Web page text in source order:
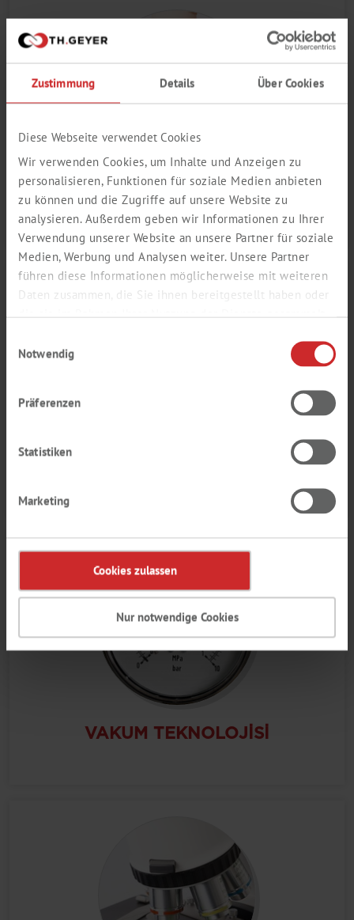
Zustimmung Details Über Cookies
Diese Webseite verwendet Cookies
Wir verwenden Cookies, um Inhalte und Anzeigen zu
personalisieren, Funktionen für soziale Medien anbieten
zu können und die Zugriffe auf unsere Website zu
analysieren. Außerdem geben wir Informationen zu Ihrer
Verwendung unserer Website an unsere Partner für soziale
Medien, Werbung und Analysen weiter. Unsere Partner
führen diese Informationen möglicherweise mit weiteren
Daten zusammen, die Sie ihnen bereitgestellt haben oder
Notwendig
Präferenzen
Statistiken
Marketing
Cookies zulassen
Nur notwendige Cookies
ISITMA VE SOĞUTMA
TEKNOLOJISI
VAKUM TEKNOLOJISI